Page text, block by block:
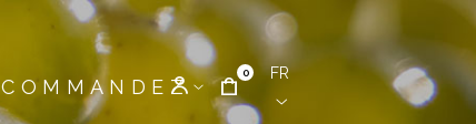
COMMANDEZ
0 FR